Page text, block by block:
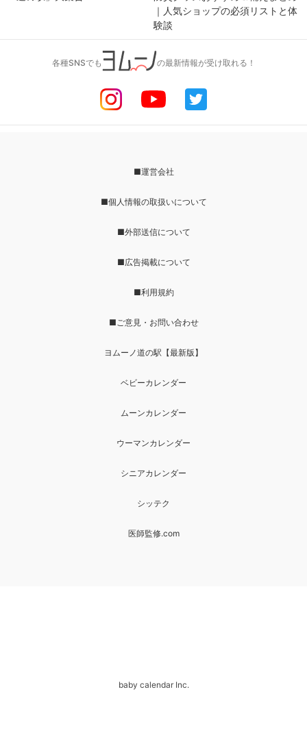
｜人気ショップの必須リストと体
験談
各種SNSでも の最新情報が受け取れる！
■運営会社
■個人情報の取扱いについて
■外部送信について
■広告掲載について
■利用規約
■ご意見・お問い合わせ
ヨムーノ道の駅【最新版】
ベビーカレンダー
ムーンカレンダー
ウーマンカレンダー
シニアカレンダー
シッテク
医師監修.com
baby calendar Inc.